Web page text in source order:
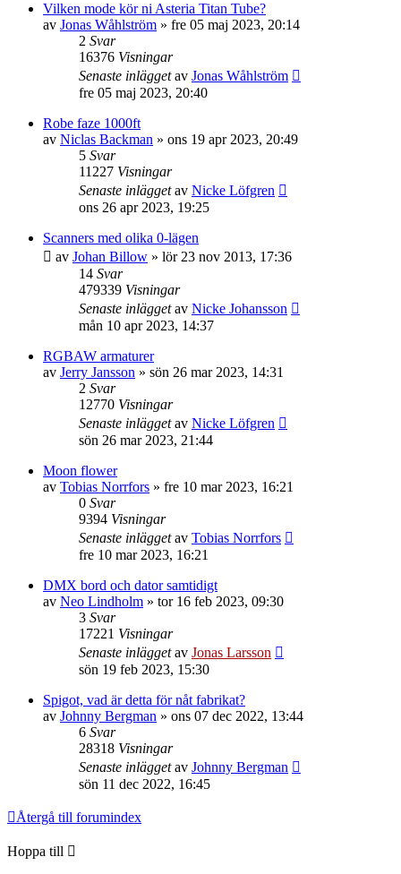
Vilken mode kör ni Asteria Titan Tube?
av Jonas Wåhlström » fre 05 maj 2023, 20:14
2 Svar
16376 Visningar
Senaste inläggetav Jonas Wåhlström
fre 05 maj 2023, 20:40
Robe faze 1000ft
av Niclas Backman » ons 19 apr 2023, 20:49
5 Svar
11227 Visningar
Senaste inläggetav Nicke Löfgren
ons 26 apr 2023, 19:25
Scanners med olika 0-lägen
av Johan Billow » lör 23 nov 2013, 17:36
14 Svar
479339 Visningar
Senaste inläggetav Nicke Johansson
mån 10 apr 2023, 14:37
RGBAW armaturer
av Jerry Jansson » sön 26 mar 2023, 14:31
2 Svar
12770 Visningar
Senaste inläggetav Nicke Löfgren
sön 26 mar 2023, 21:44
Moon flower
av Tobias Norrfors » fre 10 mar 2023, 16:21
0 Svar
9394 Visningar
Senaste inläggetav Tobias Norrfors
fre 10 mar 2023, 16:21
DMX bord och dator samtidigt
av Neo Lindholm » tor 16 feb 2023, 09:30
3 Svar
17221 Visningar
Senaste inläggetav Jonas Larsson
sön 19 feb 2023, 15:30
Spigot, vad är detta för nåt fabrikat?
av Johnny Bergman » ons 07 dec 2022, 13:44
6 Svar
28318 Visningar
Senaste inläggetav Johnny Bergman
sön 11 dec 2022, 16:45
Återgå till forumindex
Hoppa till